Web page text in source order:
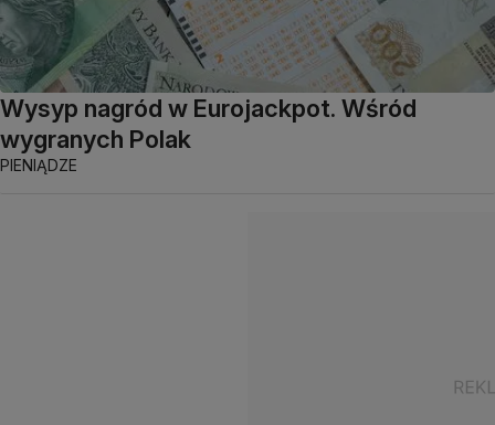
Wysyp nagród w Eurojackpot. Wśród
wygranych Polak
PIENIĄDZE